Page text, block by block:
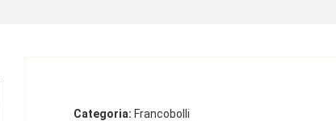
Categoria: Francobolli